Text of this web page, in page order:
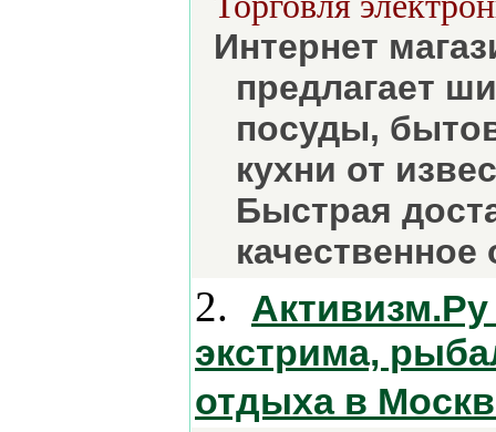
Интернет
предлагает
посуды,
кухни от
Быстрая
2.
экстрима,
отдыха в